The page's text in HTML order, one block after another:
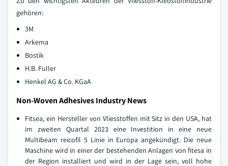
gehören:
3M
Arkema
Bostik
H.B. Fuller
Henkel AG & Co. KGaA
Non-Woven Adhesives Industry News
Fitsea, ein Hersteller von Vliesstoffen mit Sitz in den USA, hat
im zweiten Quartal 2023 eine Investition in eine neue
Multibeam reicofil 5 Linie in Europa angekündigt. Die neue
Maschine wird in einer der bestehenden Anlagen von fitesa in
der Region installiert und wird in der Lage sein, voll hohe